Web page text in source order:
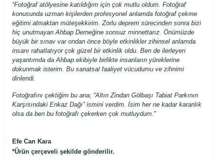
“Fotoğraf atölyesine katıldığım için çok mutlu oldum. Fotoğraf
konusunda uzman kişilerden profesyonel anlamda fotoğraf çekme
eğitimi almaktan müteşekkirim. Zorlu deprem sürecinden sonra bizi
hiç unutmayan Ahbap Derneğine sonsuz minnettarız. Önümüzde
büyük bir sınav var ondan önce böyle etkinlikler zihinsel anlamda
insanı rahatlatıyor çok güzel bir etkinlik oldu. Ben de ilerleyen
yaşantımda da Ahbap ekibiyle birlikte insanların yüreklerine
dokunmak isterim. Bu sanatsal faaliyet vücudumu ve zihnimi
dinlendi.
Fotoğrafını çektiğim bu ana; “Altın Zindan Gölbaşı Tabiat Parkının
Karşısındaki Enkaz Dağı” ismini verdim. İsim her ne kadar karanlık
olsa da ben bu fotoğrafı çekerken çok mutluydum.”
Efe Can Kara
*Ürün çerçeveli şekilde gönderilir.